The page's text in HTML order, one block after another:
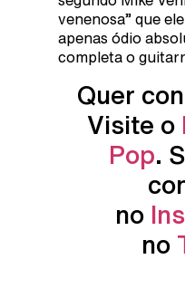
venenosa” que
apenas ódio
completa o
Quer
Visite o
Pop.
no
no